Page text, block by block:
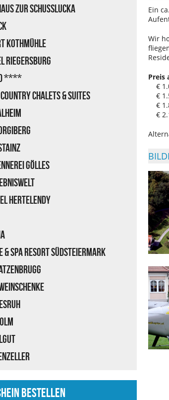
zur Schußlucka
Kothmühle
Riegersburg
****
Chalets & Suites
Gölles
Hertelendy
& Spa Resort Südsteiermark
BESTELLEN
Ein
Wir
Preis
€
€
€
€